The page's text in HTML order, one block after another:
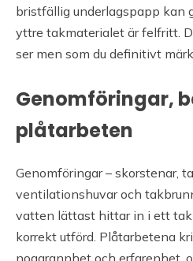
bristfällig underlagspapp kan
yttre takmaterialet är felfritt.
ser men som du definitivt
Genomföringar,
plåtarbeten
Genomföringar – skorstenar,
ventilationshuvar och
vatten lättast hittar in i ett
korrekt utförd. Plåtarbetena